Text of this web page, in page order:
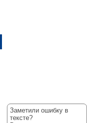
Заметили ошибку в
тексте?